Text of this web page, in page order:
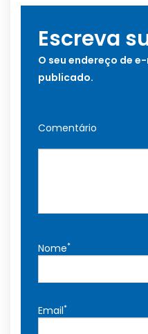
Escreva
O seu endereço de
publicado.
Comentário
Nome*
Email*